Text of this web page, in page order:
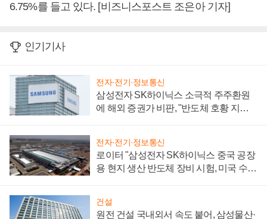
6.75%를 들고 있다. [비즈니스포스트 조은아 기자]
인기기사
전자·전기·정보통신
삼성전자 SK하이닉스 소극적 주주환원
에 해외 증권가 비판, "반도체 호황 지속
전자·전기·정보통신
로이터 "삼성전자 SK하이닉스 중국 공장
용 현지 생산 반도체 장비 시험, 미국 수출
건설
원전 건설 국내외서 속도 붙어, 삼성물산·